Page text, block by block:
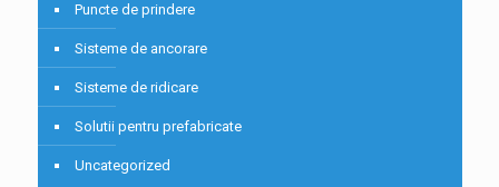
Puncte de prindere
Sisteme de ancorare
Sisteme de ridicare
Solutii pentru prefabricate
Uncategorized